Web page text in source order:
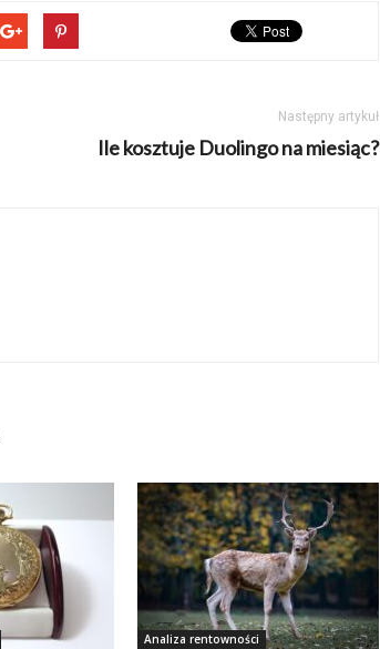
Następny artykuł
Ile kosztuje Duolingo na miesiąc?
Analiza rentowności